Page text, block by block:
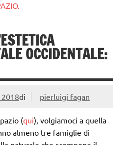
OCCIDENTALE:
di pierluigi fagan
(qui), volgiamoci a quella
almeno tre famiglie di